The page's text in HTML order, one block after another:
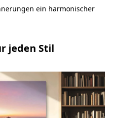
ein harmonischer
jeden Stil